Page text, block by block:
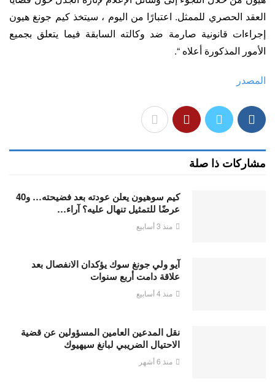
العقد الحصري للممثل. اعتبارًا من اليوم ، سيتخذ كيم جونغ هيون
إجراءات قانونية صارمة ضد وكالته السابقة فيما يتعلق بجميع
الأمور المذكورة أعلاه “.
المصدر
مشاركات ذا صلة
كيم سوهيون يعلن عودته بعد فضيحته… و40
عرضًا للتمثيل تنهال عليه؟ آراء…
منذ 3 أسابيع
آيو ولي جونغ سوك يؤكدان الانفصال بعد
علاقة دامت أربع سنوات
منذ 4 أسابيع
نقل المدعين العامين المسؤولين عن قضية
الاحتيال الضريبي لبانغ سيهيوك
منذ 6 أشهر